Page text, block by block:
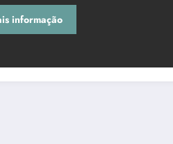
informação